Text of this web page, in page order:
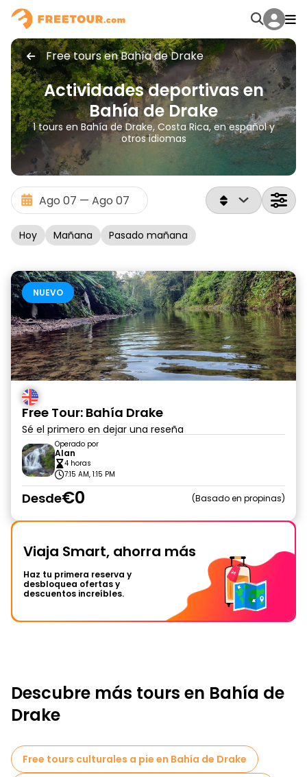
Free tours en Bahía de Drake
Actividades deportivas en
Bahía de Drake
1 tours en Bahía de Drake, Costa Rica, en español y
otros idiomas
Hoy Mañana Pasado mañana
NUEVO
Free Tour: Bahía Drake
Sé el primero en dejar una reseña
Operado por
Alan
4 horas
7:15 AM, 1:15 PM
Desde€0 Basado en propinas
Viaja Smart, ahorra más
Haz tu primera reserva y
desbloquea ofertas y
descuentos increíbles.
Descubre más tours en Bahía de
Drake
Free tours culturales a pie en Bahía de Drake